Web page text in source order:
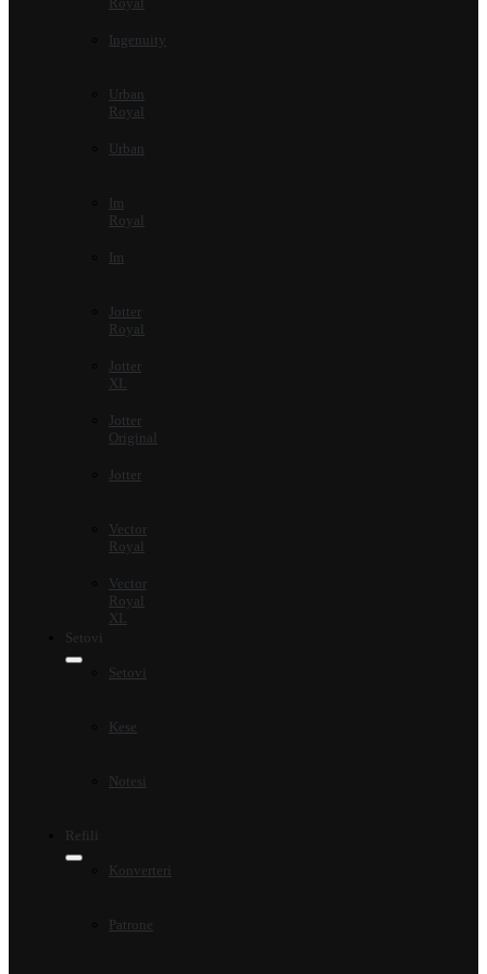
Ingenuity
Urban
Royal
Urban
Im
Royal
Im
Jotter
Royal
Jotter
XL
Jotter
Original
Jotter
Vector
Royal
Vector
Royal
XL
Setovi
Setovi
Kese
Notesi
Refili
Konverteri
Patrone